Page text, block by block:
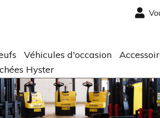
Véhicules d'occasion
Hyster